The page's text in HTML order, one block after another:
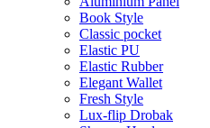
Book Style
Classic pocket
Elastic PU
Elastic Rubber
Elegant Wallet
Fresh Style
Lux-flip Drobak